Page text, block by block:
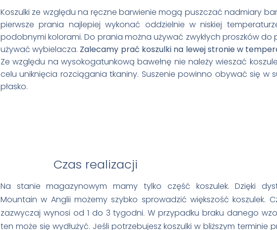
Koszulki ze względu na ręczne barwienie mogą puszczać nadmiary
pierwsze prania najlepiej wykonać oddzielnie w niskiej
podobnymi kolorami. Do prania można używać zwykłych proszków do
używać wybielacza. Zalecamy prać koszulki na lewej stronie w
Ze względu na wysokogatunkową bawełnę nie należy wieszać
celu uniknięcia rozciągania tkaniny. Suszenie powinno obywać się w
płasko.
Czas realizacji
Na stanie magazynowym mamy tylko część koszulek. Dzięki
Mountain w Anglii możemy szybko sprowadzić większość koszulek.
zazwyczaj wynosi od 1 do 3 tygodni. W przypadku braku danego
ten może się wydłużyć. Jeśli potrzebujesz koszulki w bliższym terminie